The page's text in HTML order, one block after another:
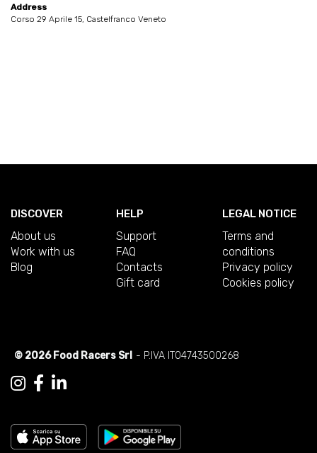
Address
Corso 29 Aprile 15, Castelfranco Veneto
DISCOVER
About us
Work with us
Blog
HELP
Support
FAQ
Contacts
Gift card
LEGAL NOTICE
Terms and
conditions
Privacy policy
Cookies policy
© 2026 Food Racers Srl - P.IVA IT04743500268